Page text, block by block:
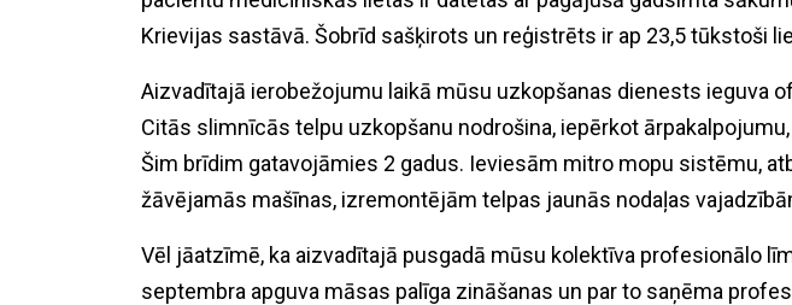
Krievijas sastāvā. Šobrīd sašķirots un reģistrēts ir ap 23,5 tūkstoši
Aizvadītajā ierobežojumu laikā mūsu uzkopšanas dienests ieguva
Citās slimnīcās telpu uzkopšanu nodrošina, iepērkot
Šim brīdim gatavojāmies 2 gadus. Ieviesām mitro mopu sistēmu,
žāvējamās mašīnas, izremontējām telpas jaunās nodaļas
Vēl jāatzīmē, ka aizvadītajā pusgadā mūsu kolektīva profesionālo
septembra apguva māsas palīga zināšanas un par to saņēma